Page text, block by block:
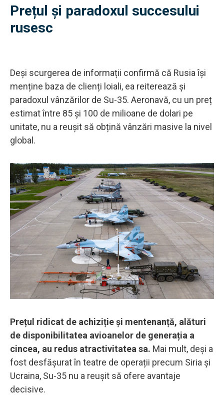
Prețul și paradoxul succesului
rusesc
Deși scurgerea de informații confirmă că Rusia își
menține baza de clienți loiali, ea reiterează și
paradoxul vânzărilor de Su-35. Aeronavă, cu un preț
estimat între 85 și 100 de milioane de dolari pe
unitate, nu a reușit să obțină vânzări masive la nivel
global.
Prețul ridicat de achiziție și mentenanță, alături
de disponibilitatea avioanelor de generația a
cincea, au redus atractivitatea sa. Mai mult, deși a
fost desfășurat în teatre de operații precum Siria și
Ucraina, Su-35 nu a reușit să ofere avantaje
decisive.